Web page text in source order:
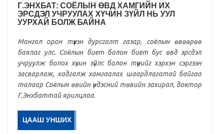
Г.ЭНХБАТ: СОЁЛЫН ӨВД ХАМГИЙН ИХ
ЭРСДЭЛ УЧРУУЛАХ ХҮЧИН ЗҮЙЛ НЬ УУЛ
УУРХАЙ БОЛЖ БАЙНА
Монгол орон түүхэн дурсгалт газар, соёлын өвөөрөө
баялаг улс. Соёлын биет болон биет бус өвд эрсдэл
учруулж болох хүчин зүйлс болон түүнийг хэрхэн сэргээн
засварлаж, хадгалж хамгаалах шаардлагатай байгаа
талаар Соёлын өвийн үндэсний төвийн захирал, доктор
Г.Энхбаттай ярилцлаа.
ЦААШ УНШИХ